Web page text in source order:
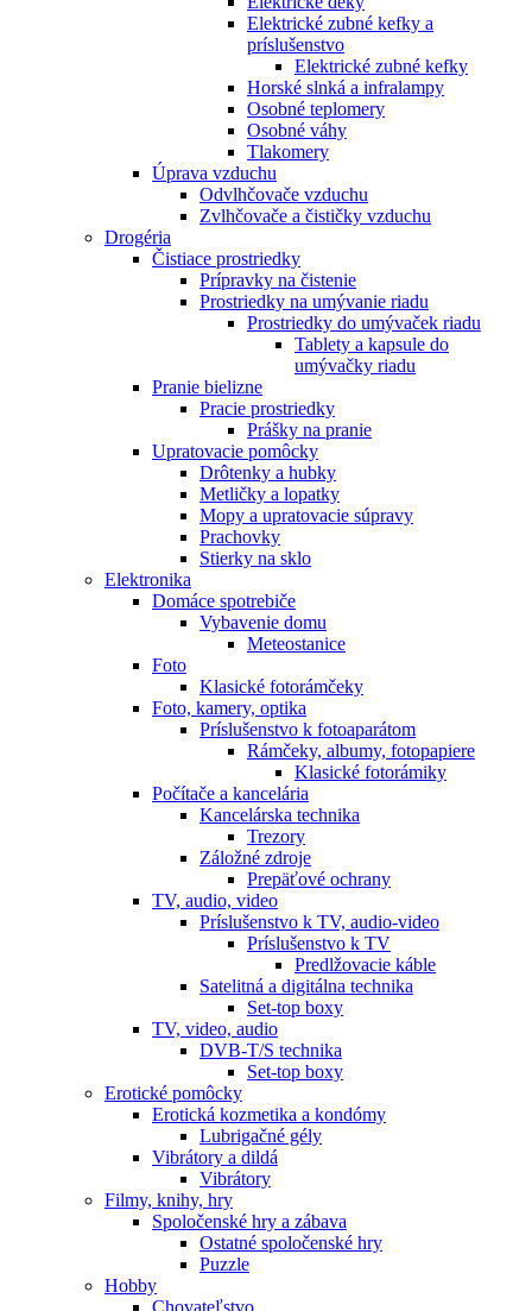
Elektrické zubné kefky a
príslušenstvo
Elektrické zubné kefky
Horské slnká a infralampy
Osobné teplomery
Osobné váhy
Tlakomery
Úprava vzduchu
Odvlhčovače vzduchu
Zvlhčovače a čističky vzduchu
Drogéria
Čistiace prostriedky
Prípravky na čistenie
Prostriedky na umývanie riadu
Prostriedky do umývaček riadu
Tablety a kapsule do
umývačky riadu
Pranie bielizne
Pracie prostriedky
Prášky na pranie
Upratovacie pomôcky
Drôtenky a hubky
Metličky a lopatky
Mopy a upratovacie súpravy
Prachovky
Stierky na sklo
Elektronika
Domáce spotrebiče
Vybavenie domu
Meteostanice
Foto
Klasické fotorámčeky
Foto, kamery, optika
Príslušenstvo k fotoaparátom
Rámčeky, albumy, fotopapiere
Klasické fotorámiky
Počítače a kancelária
Kancelárska technika
Trezory
Záložné zdroje
Prepäťové ochrany
TV, audio, video
Príslušenstvo k TV, audio-video
Príslušenstvo k TV
Predlžovacie káble
Satelitná a digitálna technika
Set-top boxy
TV, video, audio
DVB-T/S technika
Set-top boxy
Erotické pomôcky
Erotická kozmetika a kondómy
Lubrigačné gély
Vibrátory a dildá
Vibrátory
Filmy, knihy, hry
Spoločenské hry a zábava
Ostatné spoločenské hry
Puzzle
Hobby
Chovateľstvo